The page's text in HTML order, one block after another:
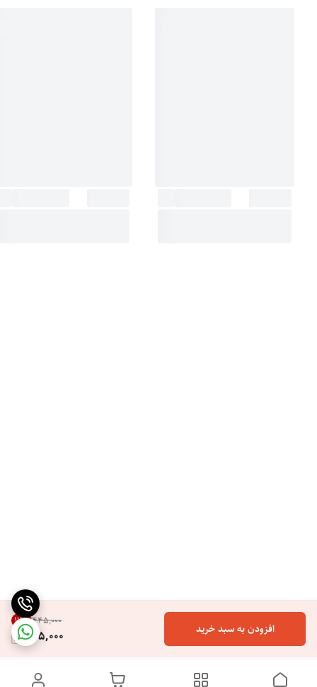
۴۴۵٬۰۰۰ 17%
365,000 افزودن به سبد خرید